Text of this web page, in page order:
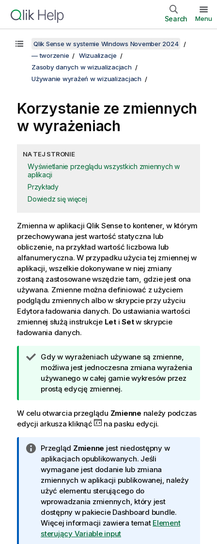
Search Menu
Qlik Sense w systemie Windows November 2024
— tworzenie
Wizualizacje
Zasoby danych w wizualizacjach
Używanie wyrażeń w wizualizacjach
Korzystanie ze zmiennych
w wyrażeniach
NA TEJ STRONIE
Wyświetlanie przeglądu wszystkich zmiennych w
aplikacji
Przykłady
Dowiedz się więcej
Zmienna w aplikacji Qlik Senseto kontener, w którym
przechowywana jest wartość statyczna lub
obliczenie, na przykład wartość liczbowa lub
alfanumeryczna. W przypadku użycia tej zmiennej w
aplikacji, wszelkie dokonywane w niej zmiany
zostaną zastosowane wszędzie tam, gdzie jest ona
używana. Zmienne można definiować z użyciem
podglądu zmiennych albo w skrypcie przy użyciu
Edytora ładowania danych. Do ustawiania wartości
zmiennej służą instrukcje Leti Setw skrypcie
ładowania danych.
W
s
k
a
ó
w
Gdy w wyrażeniach używane są zmienne,
możliwa jest jednoczesna zmiana wyrażenia
używanego w całej gamie wykresów przez
prostą edycję zmiennej.
W celu otwarcia przeglądu Zmienne należy podczas
edycji arkusza kliknąć
na pasku edycji.
I
n
f
o
r
m
a
c
j
Przegląd Zmienne jest niedostępny w
aplikacjach opublikowanych. Jeśli
wymagane jest dodanie lub zmiana
zmiennych w aplikacji publikowanej, należy
użyć elementu sterującego do
wprowadzania zmiennych, który jest
dostępny w pakiecie Dashboard bundle.
Więcej informacji zawiera temat Element
sterujący Variable input